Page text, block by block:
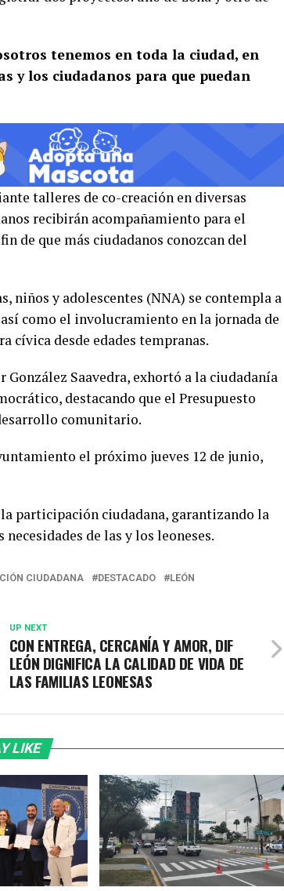
tenemos en toda la ciudad, en
y los ciudadanos para que puedan
talleres de co-creación en diversas
recibirán acompañamiento para el
de que más ciudadanos conozcan del
niños y adolescentes (NNA) se contempla a
como el involucramiento en la jornada de
cívica desde edades tempranas.
Saavedra, exhortó a la ciudadanía
destacando que el Presupuesto
comunitario.
el próximo jueves 12 de junio,
participación ciudadana, garantizando la
de las y los leoneses.
CIUDADANA DESTACADO
LEÓN
UP NEXT
CON ENTREGA, CERCANÍA Y AMOR, DIF
LEÓN DIGNIFICA LA CALIDAD DE VIDA DE
LAS FAMILIAS LEONESAS
LIKE